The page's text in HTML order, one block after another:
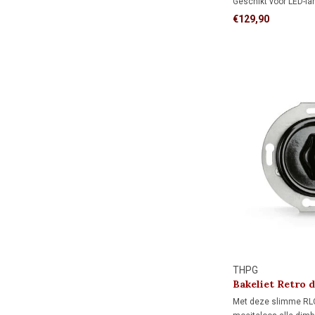
watt en andere
€129,90
THPG
Bakeliet Retro
Watt) 1930
Met deze slimme